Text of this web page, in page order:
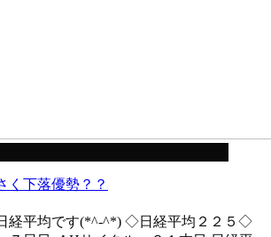
下落優勢？？
経平均です(*^-^*) ◇日経平均２２５◇